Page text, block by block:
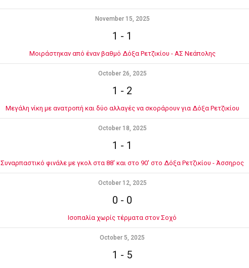
November 15, 2025
1 - 1
Μοιράστηκαν από έναν βαθμό Δόξα Ρετζικίου - ΑΣ Νεάπολης
October 26, 2025
1 - 2
Μεγάλη νίκη με ανατροπή και δύο αλλαγές να σκοράρουν για Δόξα Ρετζικίου
October 18, 2025
1 - 1
Συναρπαστικό φινάλε με γκολ στα 88' και στο 90' στο Δόξα Ρετζικίου - Άσσηρος
October 12, 2025
0 - 0
Ισοπαλία χωρίς τέρματα στον Σοχό
October 5, 2025
1 - 5